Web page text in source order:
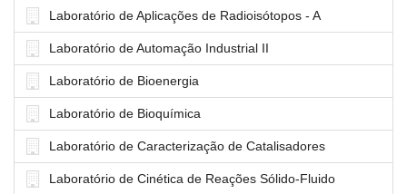
Laboratório de Aplicações de Radioisótopos - A
Laboratório de Automação Industrial II
Laboratório de Bioenergia
Laboratório de Bioquímica
Laboratório de Caracterização de Catalisadores
Laboratório de Cinética de Reações Sólido-Fluido